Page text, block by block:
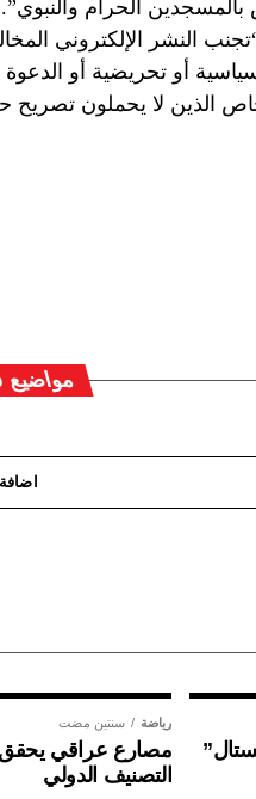
الحرام والنبوي”.
النشر الإلكتروني
أو تحريضية أو
الذين لا يحملون
مواضيع
رياضة سنتين مضت
مصارع عراقي يحقق
التصنيف الدولي